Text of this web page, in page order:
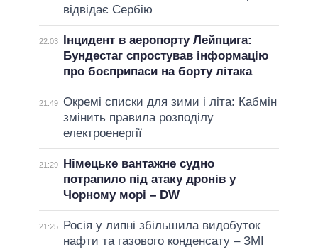
відвідає Сербію
22:03
Інцидент в аеропорту Лейпцига:
Бундестаг спростував інформацію
про боєприпаси на борту літака
21:49 Окремі списки для зими і літа: Кабмін
змінить правила розподілу
електроенергії
21:29
Німецьке вантажне судно
потрапило під атаку дронів у
Чорному морі – DW
21:25
Росія у липні збільшила видобуток
нафти та газового конденсату – ЗМІ